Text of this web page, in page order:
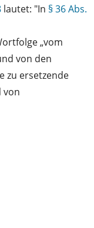
lautet: "In § 36 Abs.
„vom
von den
zu ersetzende
von